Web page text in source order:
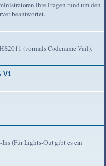
ihre Fragen rund um den
beantwortet.
(vormals Codename Vail).
V1
(Für Lights-Out gibt es ein